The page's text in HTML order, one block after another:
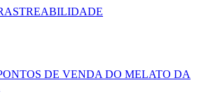
DE VENDA DO MELATO DA